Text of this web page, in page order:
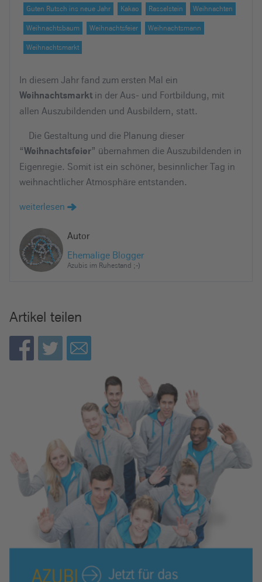
Guten Rutsch ins neue Jahr Kakao Rasselstein Weihnachten
Weihnachtsbaum Weihnachtsfeier Weihnachtsmann
Weihnachtsmarkt
In diesem Jahr fand zum ersten Mal ein
Weihnachtsmarkt in der Aus- und Fortbildung, mit
allen Auszubildenden und Ausbildern, statt.
Die Gestaltung und die Planung dieser
“Weihnachtsfeier” übernahmen die Auszubildenden in
Eigenregie. Somit ist ein schöner, besinnlicher Tag in
weihnachtlicher Atmosphäre entstanden.
weiterlesen
Autor
Ehemalige Blogger
Azubis im Ruhestand ;-)
Artikel teilen